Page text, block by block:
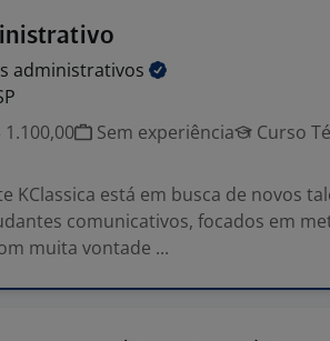
administrativos
1.100,00
Sem experiência
Curso
KClassica está em busca de novos
comunicativos, focados em
muita vontade ...